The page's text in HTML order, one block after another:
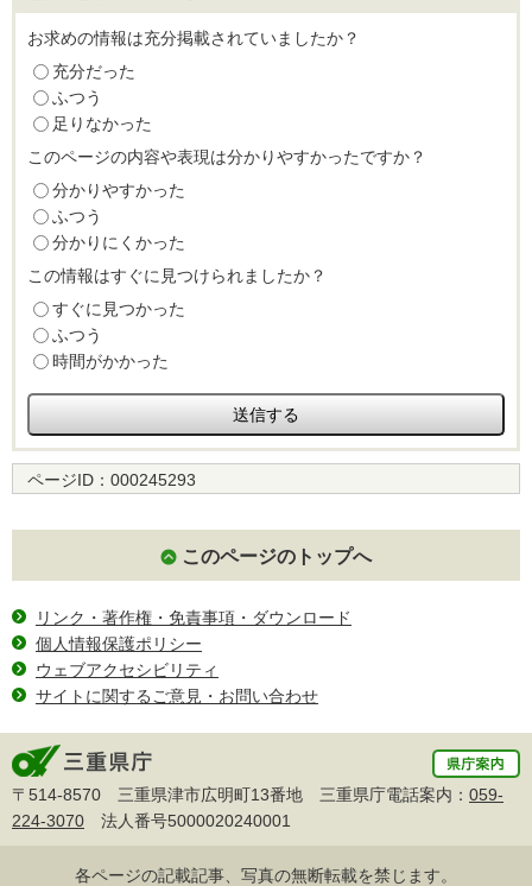
お求めの情報は充分掲載されていましたか？
充分だった
ふつう
足りなかった
このページの内容や表現は分かりやすかったですか？
分かりやすかった
ふつう
分かりにくかった
この情報はすぐに見つけられましたか？
すぐに見つかった
ふつう
時間がかかった
ページID： 000245293
このページのトップへ
リンク・著作権・免責事項・ダウンロード
個人情報保護ポリシー
ウェブアクセシビリティ
サイトに関するご意見・お問い合わせ
〒514-8570 三重県津市広明町13番地 三重県庁電話案内： 059-
224-3070 法人番号5000020240001
各ページの記載記事、写真の無断転載を禁じます。